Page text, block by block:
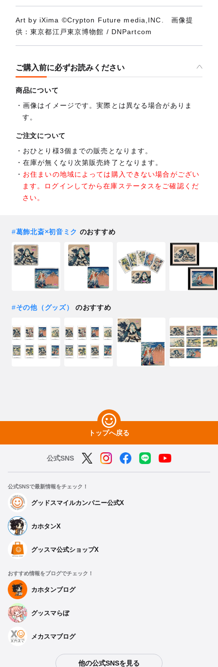
Art by iXima ©Crypton Future media,INC. 画像提
供：東京都江戸東京博物館 / DNPartcom
ご購入前に必ずお読みください
商品について
画像はイメージです。実際とは異なる場合がありま
す。
ご注文について
おひとり様3個までの販売となります。
在庫が無くなり次第販売終了となります。
お住まいの地域によっては購入できない場合がござい
ます。ログインしてから在庫ステータスをご確認くだ
さい。
#葛飾北斎×初音ミク のおすすめ
#その他（グッズ） のおすすめ
トップへ戻る
公式SNS
公式SNSで最新情報をチェック！
グッドスマイルカンパニー公式X
カホタンX
グッスマ公式ショップX
おすすめ情報をブログでチェック！
カホタンブログ
グッスマらぼ
メカスマブログ
他の公式SNSを見る